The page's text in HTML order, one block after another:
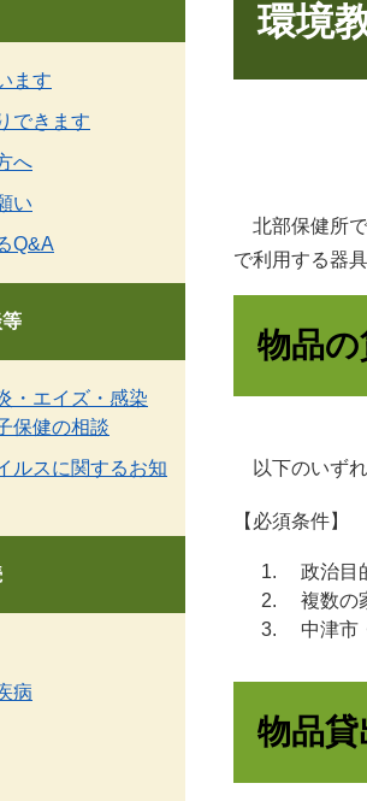
環境
北部保健所で
で利用する器
物品
以下のいずれ
【必須条件】
政治目
複数の
中津市
物品
ます
できます
へ
い
Q&A
・エイズ・感染
保健の相談
ルスに関するお知
病